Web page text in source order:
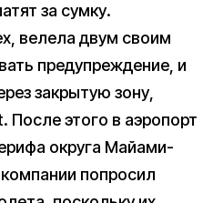
за сумку.
велела двум своим
предупреждение, и
закрытую зону,
После этого в аэропорт
округа Майами-
попросил